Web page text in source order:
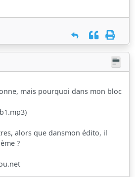
mais pourquoi dans mon bloc
alors que dansmon édito, il
?